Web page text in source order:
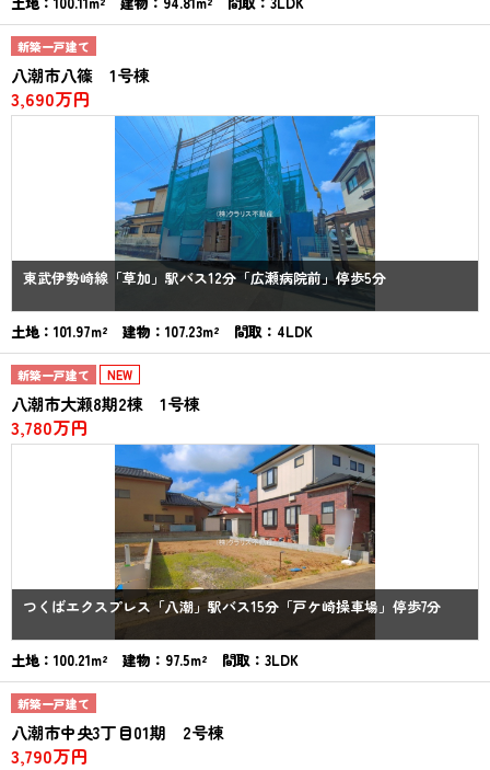
新築一戸建て
八潮市八篠 1号棟
3,690万円
東武伊勢崎線「草加」駅バス12分「広瀬病院前」停歩5分
土地：101.97m² 建物：107.23m² 間取：4LDK
新築一戸建て NEW
八潮市大瀬8期2棟 1号棟
3,780万円
つくばエクスプレス「八潮」駅バス15分「戸ケ崎操車場」停歩7分
土地：100.21m² 建物：97.5m² 間取：3LDK
新築一戸建て
八潮市中央3丁目01期 2号棟
3,790万円